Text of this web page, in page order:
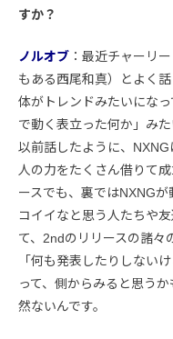
すか？
ノルオブ ：最近チャーリ
もある西尾和真）とよく
体がトレンドみたいにな
で動く表立った何か」み
以前話したように、NXNG
人の力をたくさん借りて
ースでも、裏ではNXNG
コイイなと思う人たちや
て、2ndのリリースの諸々
「何も発表したりしない
って、側からみると思う
然ないんです。